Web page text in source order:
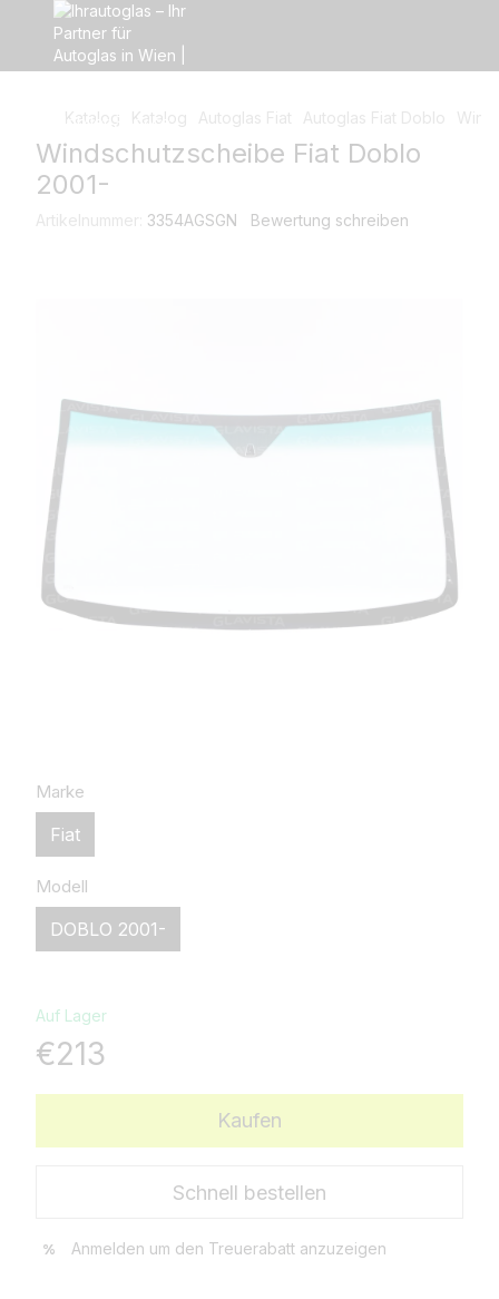
Katalog Katalog Autoglas Fiat Autoglas Fiat Doblo
Windschutzscheibe Fiat Doblo
2001-
Artikelnummer: 3354AGSGN Bewertung schreiben
Marke
Fiat
Modell
DOBLO 2001-
Auf Lager
€213
Kaufen
Schnell bestellen
% Anmelden um den Treuerabatt anzuzeigen